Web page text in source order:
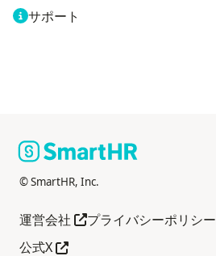
サポート
© SmartHR, Inc.
運営会社 別タブで開く
プライバシーポリシー
公式X別タブで開く